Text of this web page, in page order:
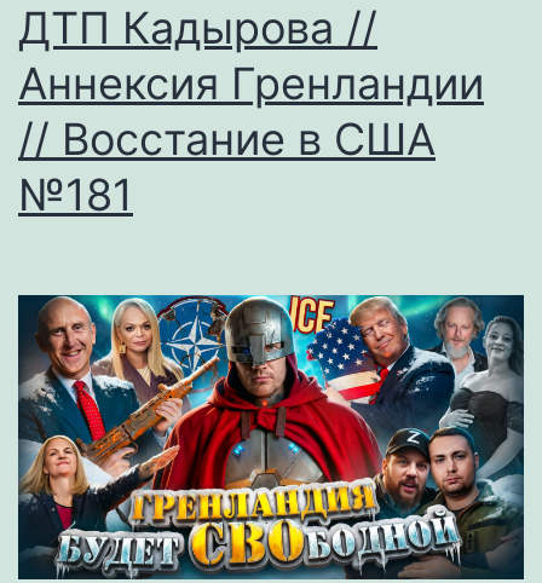
и
Теслонд
№182
ДТП Кадырова //
Аннексия Гренландии
// Восстание в США
№181